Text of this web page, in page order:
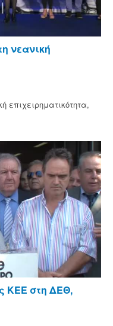
νεανική
επιχειρηματικότητα,
ΚΕΕ στη ΔΕΘ,